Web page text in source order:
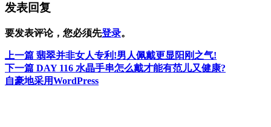
于
发表回复
要发表评论，您必须先登录。
文
章
上一篇 上
篇
文
翡翠并非女人专利!男人佩戴更显阳刚之气!
下一篇 下
篇
DAY 116 水晶手串怎么戴才能有范儿又健康?
自豪地采用WordPress